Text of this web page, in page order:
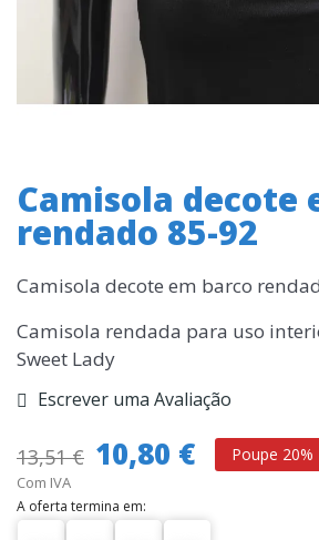
Camisola decote
rendado 85-92
Camisola decote em barco
Camisola rendada para uso
Sweet Lady
Escrever uma Avaliação
13,51 € 10,80 € Poupe 20%
Com IVA
A oferta termina em: